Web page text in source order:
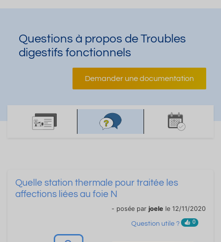
Questions à propos de Troubles
digestifs fonctionnels
Demander une documentation
Quelle station thermale pour traitée les
affections liées au foie N
- posée par joele le 12/11/2020
Question utile ? 0